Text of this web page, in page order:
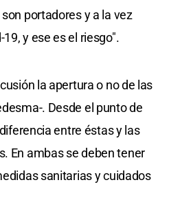
portadores y a la vez
y ese es el riesgo".
la apertura o no de las
. Desde el punto de
entre éstas y las
En ambas se deben tener
sanitarias y cuidados